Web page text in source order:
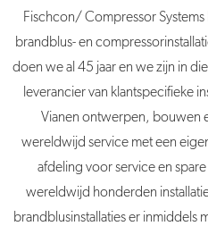
Fischcon/ Compressor
brandblus- en
doen we al 45 jaar en we zijn in
leverancier van klantspecifieke
Vianen ontwerpen, bouwen
wereldwijd service met een
afdeling voor service en
wereldwijd honderden
brandblusinstallaties er inmiddels